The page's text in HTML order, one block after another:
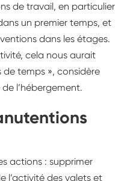
de travail, en particulier
un premier temps, et
dans les étages.
cela nous aurait
temps », considère
l’hébergement.
actions : supprimer
l’activité des valets et